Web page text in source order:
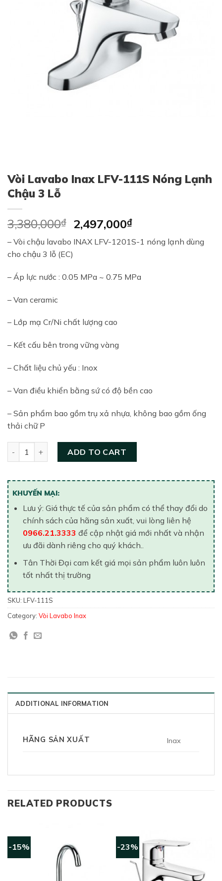
Vòi Lavabo Inax LFV-111S Nóng Lạnh
Chậu 3 Lỗ
3,380,000₫
Original
price
was:
2,497,000₫Current
price
is:
– Vòi chậu lavabo INAX LFV-1201S-1 nóng lạnh dùng
cho chậu 3 lỗ (EC)
– Áp lực nước : 0.05 MPa ~ 0.75 MPa
– Van ceramic
– Lớp mạ Cr/Ni chất lượng cao
– Kết cấu bên trong vững vàng
– Chất liệu chủ yếu : Inox
– Van điều khiển bằng sứ có độ bền cao
– Sản phẩm bao gồm trụ xả nhựa, không bao gồm ống
thải chữ P
ADD TO CART
KHUYẾN MẠI:
Lưu ý: Giá thực tế của sản phẩm có thể thay đổi do
chính sách của hãng sản xuất, vui lòng liên hệ
0966.21.3333 để cập nhật giá mới nhất và nhận
ưu đãi dành riêng cho quý khách..
Tân Thời Đại cam kết giá mọi sản phẩm luôn luôn
tốt nhất thị trường
SKU: LFV-111S
Category: Vòi Lavabo Inax
ADDITIONAL INFORMATION
HÃNG SẢN XUẤT Inax
RELATED PRODUCTS
-15% -23%